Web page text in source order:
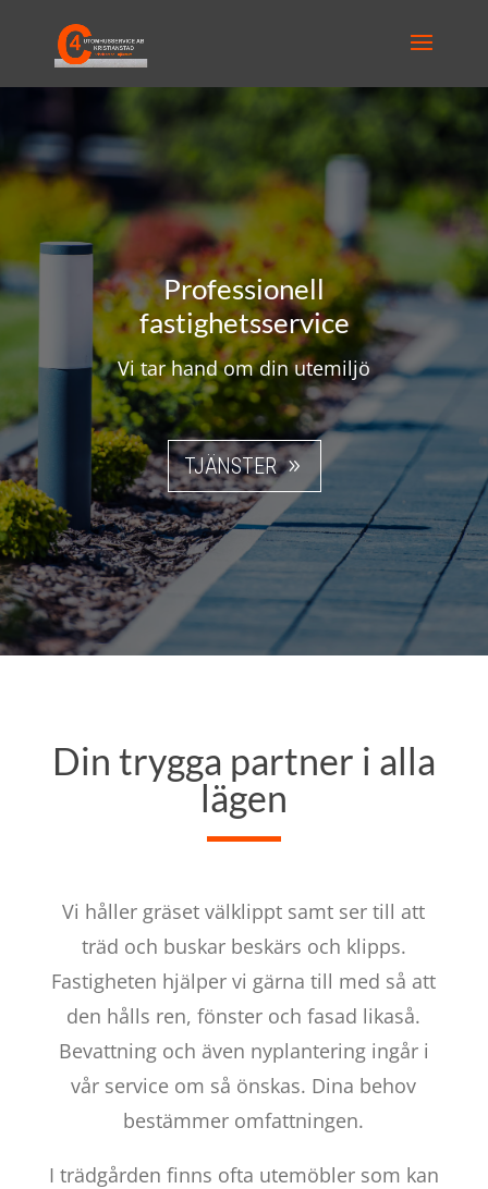
Professionell
fastighetsservice
Vi tar hand om din utemiljö
TJÄNSTER
Din trygga partner i alla
lägen
Vi håller gräset välklippt samt ser till att
träd och buskar beskärs och klipps.
Fastigheten hjälper vi gärna till med så att
den hålls ren, fönster och fasad likaså.
Bevattning och även nyplantering ingår i
vår service om så önskas. Dina behov
bestämmer omfattningen.
I trädgården finns ofta utemöbler som kan